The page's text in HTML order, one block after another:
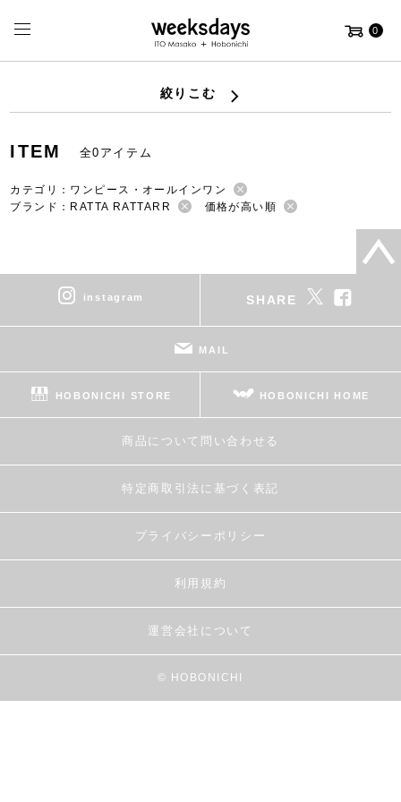
0
絞りこむ
ITEM 全0アイテム
カテゴリ：ワンピース・オールインワン
ブランド：RATTA RATTARR
価格が高い順
instagram SHARE
MAIL
HOBONICHI STORE HOBONICHI HOME
商品について問い合わせる
特定商取引法に基づく表記
プライバシーポリシー
利用規約
運営会社について
© HOBONICHI